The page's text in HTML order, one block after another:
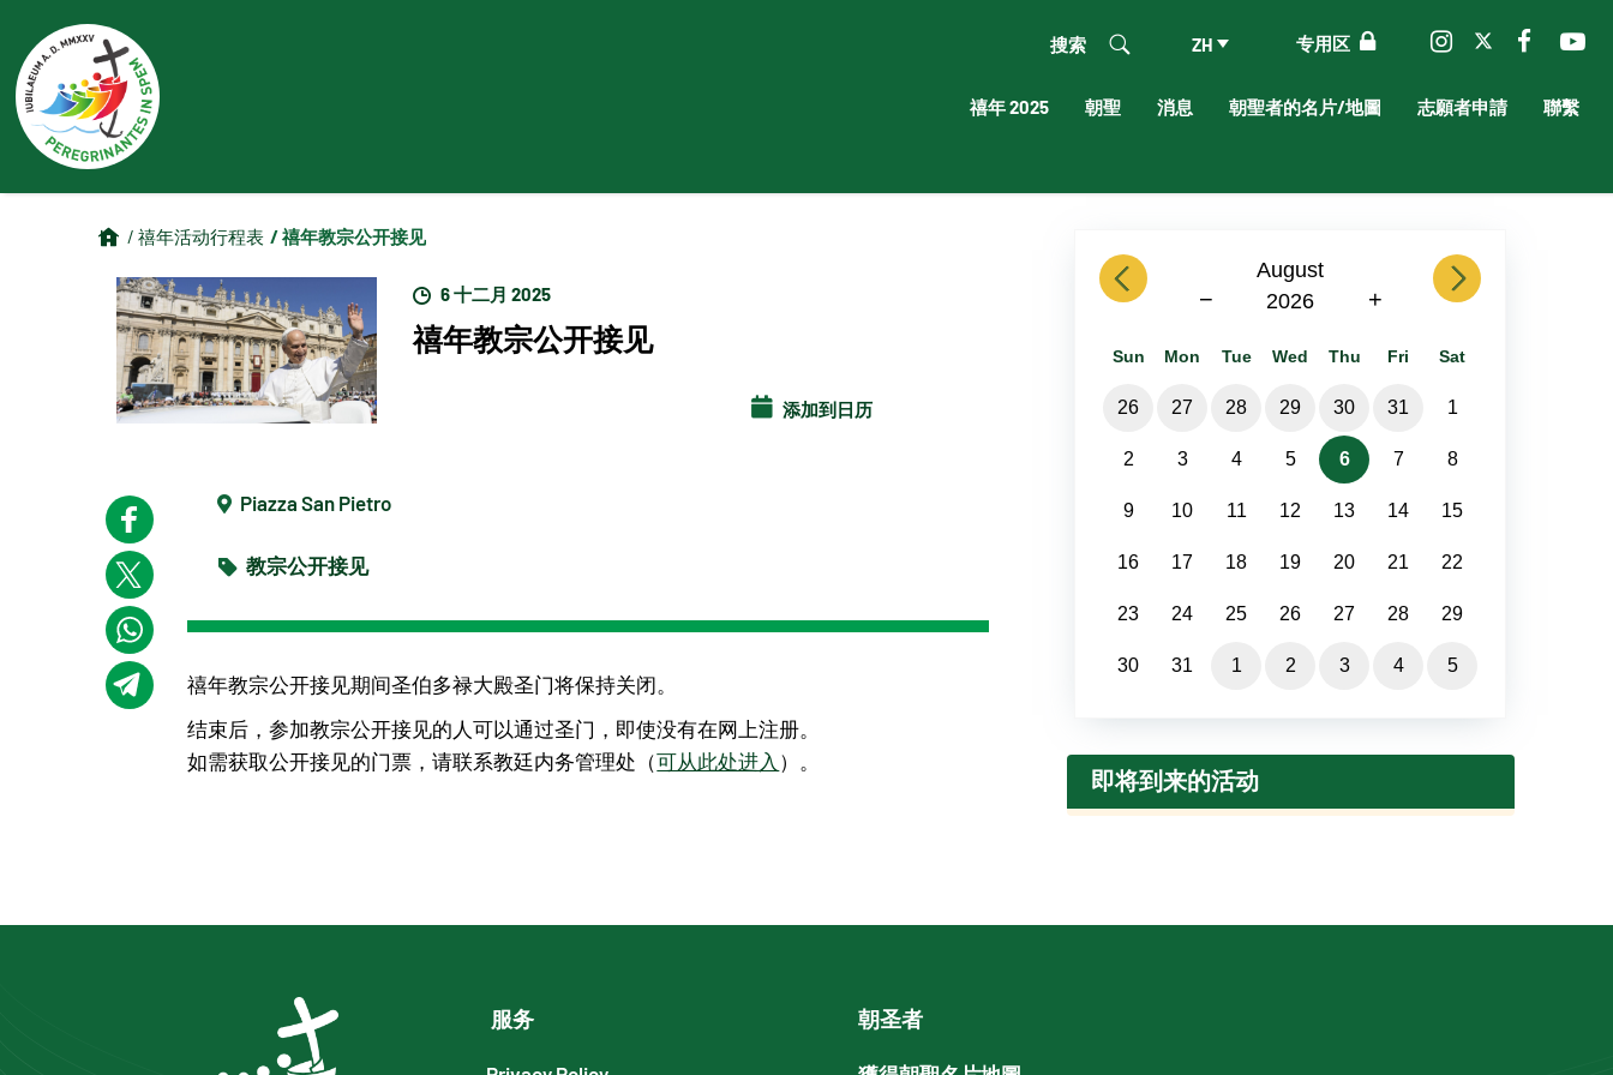
专用区
ZH
搜索
禧年 2025 朝聖 消息 朝聖者的名片/地圖 志願者申請 聯繫
/ 禧年活动行程表 / 禧年教宗公开接见
6 十二月 2025
禧年教宗公开接见
添加到日历
Piazza San Pietro
教宗公开接见
禧年教宗公开接见期间圣伯多禄大殿圣门将保持关闭。
结束后，参加教宗公开接见的人可以通过圣门，即使没有在网上注册。
如需获取公开接见的门票，请联系教廷内务管理处（可从此处进入 ）。
previous
August
2026
− +
next
Sun Mon Tue Wed Thu Fri Sat
26 27 28 29 30 31 1
2 3 4 5 6 7 8
9 10 11 12 13 14 15
16 17 18 19 20 21 22
23 24 25 26 27 28 29
30 31 1 2 3 4 5
即将到来的活动
服务 朝圣者